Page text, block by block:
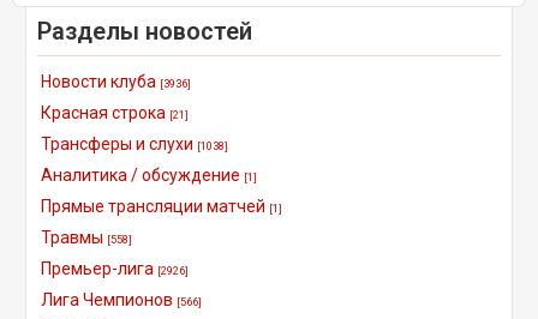
Разделы новостей
Новости клуба [3936]
Красная строка [21]
Трансферы и слухи [1038]
Аналитика / обсуждение [1]
Прямые трансляции матчей [1]
Травмы [558]
Премьер-лига [2926]
Лига Чемпионов [566]